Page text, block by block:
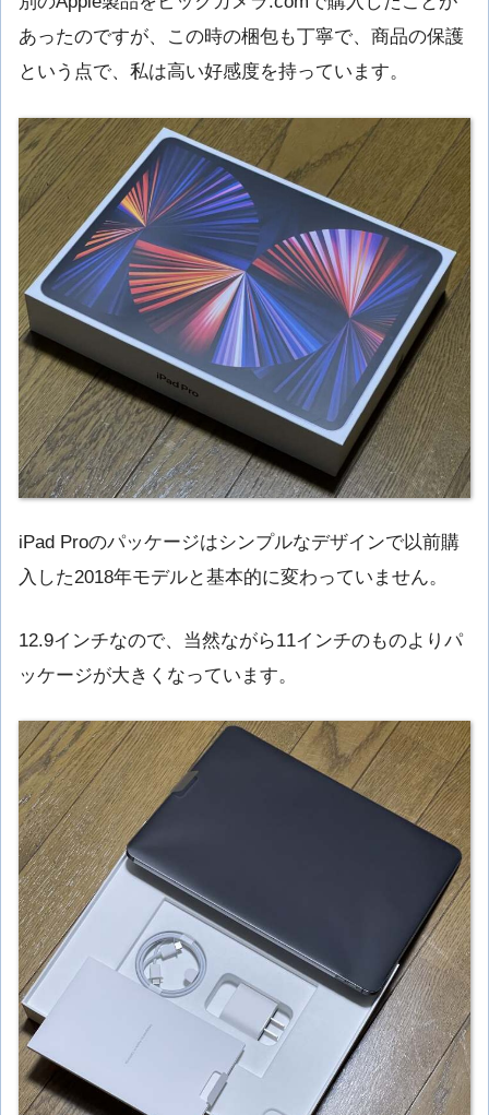
あったのですが、この時の梱包も丁寧で、商品の保護
という点で、私は高い好感度を持っています。
iPad Proのパッケージはシンプルなデザインで以前購
入した2018年モデルと基本的に変わっていません。
12.9インチなので、当然ながら11インチのものよりパ
ッケージが大きくなっています。